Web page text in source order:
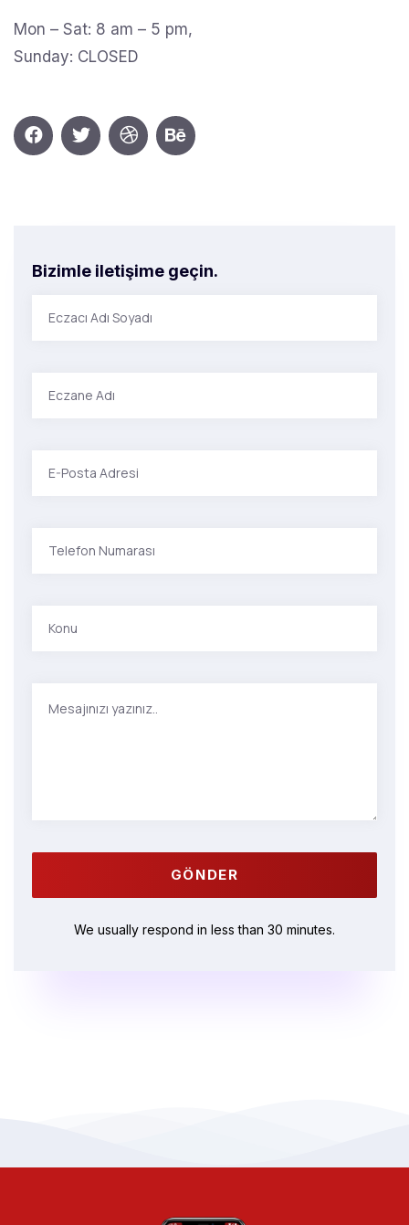
Mon – Sat: 8 am – 5 pm,
Sunday: CLOSED
Bizimle iletişime geçin.
We usually respond in less than 30 minutes.